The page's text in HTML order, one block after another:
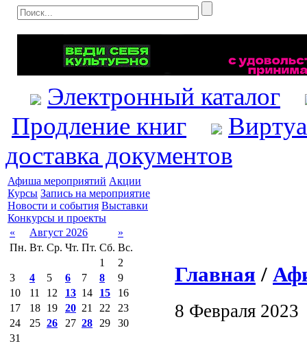
Электронный каталог
Продление книг
доставка документов
Афиша мероприятий Акции
Курсы Запись на мероприятие
Новости и события Выставки
Конкурсы и проекты
«
Август 2026
»
Пн. Вт. Ср. Чт. Пт. Сб. Вс.
1
2
3
4 5 6 7 8
9
10
11 12 13 14 15
16
17
18 19 20 21 22
23
24
25 26 27 28 29
30
31
Главная /
8 Февраля 2023